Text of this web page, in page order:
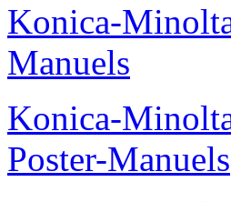
Konica-
Manuels
Konica-
Poster-Manuels